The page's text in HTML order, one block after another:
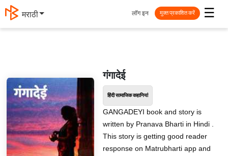
मराठी ☰
लॉग इन मुक्त प्रकाशित करें
गंगादेई
हिंदी सामाजिक कहानियां
GANGADEYI book and story is
written by Pranava Bharti in Hindi .
This story is getting good reader
response on Matrubharti app and